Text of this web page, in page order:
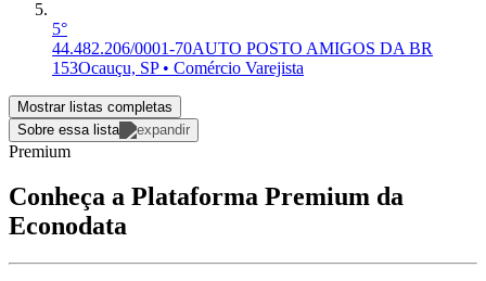
5°
44.482.206/0001-70AUTO POSTO AMIGOS DA BR
153Ocauçu, SP • Comércio Varejista
Mostrar listas completas
Sobre essa lista
Premium
Conheça a Plataforma Premium da
Econodata